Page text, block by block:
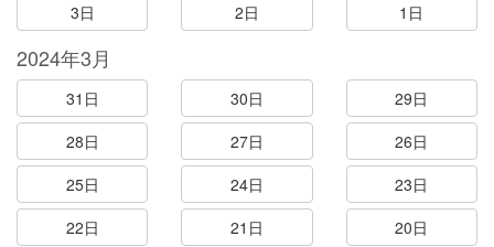
3日
2日 1日
2024年3月
31日 30日
29日
28日
27日
26日
25日
24日
23日
22日
21日
20日